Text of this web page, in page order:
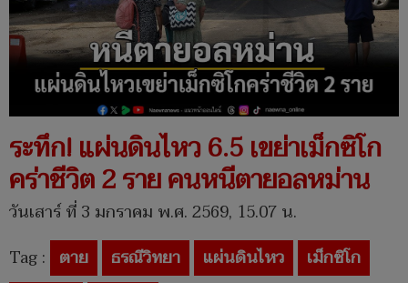
ระทึก! แผ่นดินไหว 6.5 เขย่าเม็กซิโก
คร่าชีวิต 2 ราย คนหนีตายอลหม่าน
วันเสาร์ ที่ 3 มกราคม พ.ศ. 2569, 15.07 น.
Tag : ตาย ธรณีวิทยา แผ่นดินไหว
เม็กซิโก